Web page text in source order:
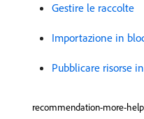
Gestire le raccolte
Importazione in
Pubblicare risorse
recommendation-more-help